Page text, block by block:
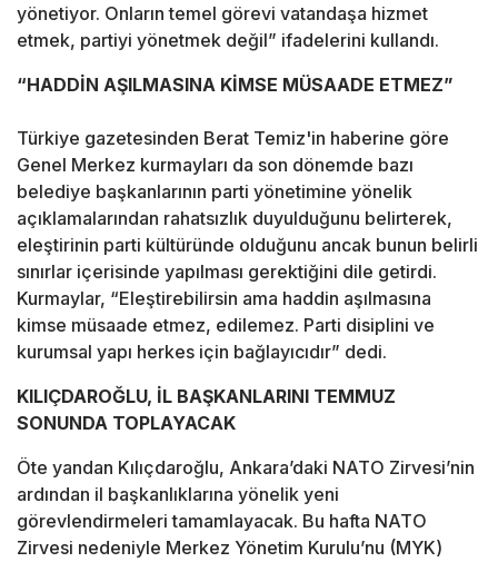
yönetiyor. Onların temel görevi vatandaşa hizmet
etmek, partiyi yönetmek değil” ifadelerini kullandı.
“HADDİN AŞILMASINA KİMSE MÜSAADE ETMEZ”
Türkiye gazetesinden Berat Temiz'in haberine göre
Genel Merkez kurmayları da son dönemde bazı
belediye başkanlarının parti yönetimine yönelik
açıklamalarından rahatsızlık duyulduğunu belirterek,
eleştirinin parti kültüründe olduğunu ancak bunun belirli
sınırlar içerisinde yapılması gerektiğini dile getirdi.
Kurmaylar, “Eleştirebilirsin ama haddin aşılmasına
kimse müsaade etmez, edilemez. Parti disiplini ve
kurumsal yapı herkes için bağlayıcıdır” dedi.
KILIÇDAROĞLU, İL BAŞKANLARINI TEMMUZ
SONUNDA TOPLAYACAK
Öte yandan Kılıçdaroğlu, Ankara’daki NATO Zirvesi’nin
ardından il başkanlıklarına yönelik yeni
görevlendirmeleri tamamlayacak. Bu hafta NATO
Zirvesi nedeniyle Merkez Yönetim Kurulu’nu (MYK)